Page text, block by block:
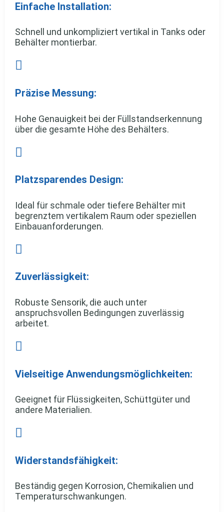
Einfache Installation:
Schnell und unkompliziert vertikal in Tanks oder
Behälter montierbar.

Präzise Messung:
Hohe Genauigkeit bei der Füllstandserkennung
über die gesamte Höhe des Behälters.

Platzsparendes Design:
Ideal für schmale oder tiefere Behälter mit
begrenztem vertikalem Raum oder speziellen
Einbauanforderungen.

Zuverlässigkeit:
Robuste Sensorik, die auch unter
anspruchsvollen Bedingungen zuverlässig
arbeitet.

Vielseitige Anwendungsmöglichkeiten:
Geeignet für Flüssigkeiten, Schüttgüter und
andere Materialien.

Widerstandsfähigkeit:
Beständig gegen Korrosion, Chemikalien und
Temperaturschwankungen.